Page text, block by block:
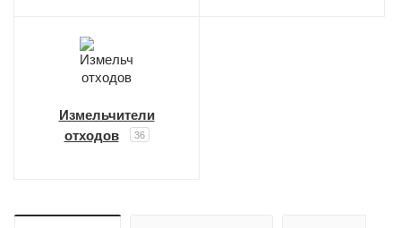
Измельчители
отходов
36